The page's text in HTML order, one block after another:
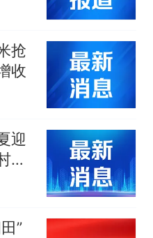
抢
收
迎
振
”